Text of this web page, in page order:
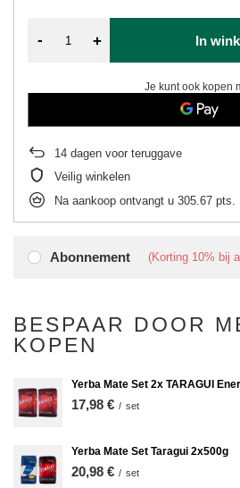
Abonnement (Korting 10% bij
- + In
Je kunt ook kopen
14 dagen voor teruggave
Veilig winkelen
Na aankoop ontvangt u 305.67 pts.
BESPAAR DOOR
KOPEN
Yerba Mate Set 2x TARAGUI
17,98 € / set
Yerba Mate Set Taragui 2x500g
20,98 € / set